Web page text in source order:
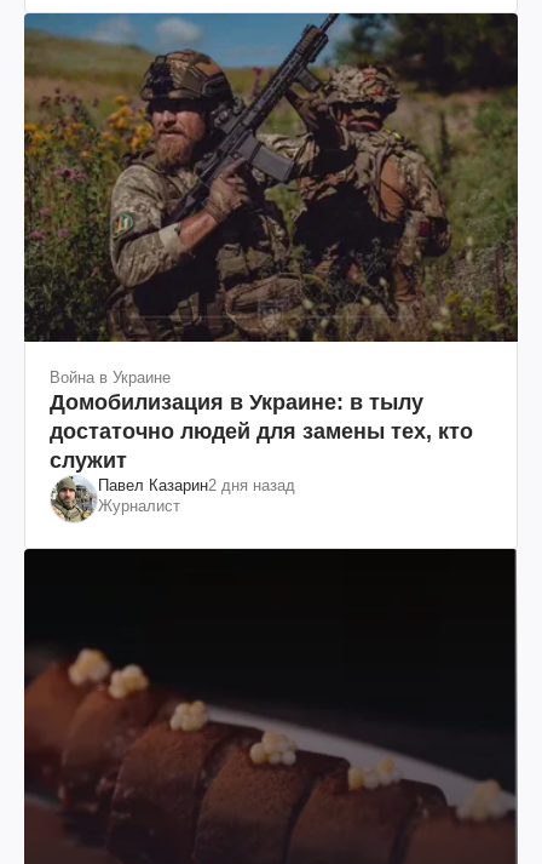
Война в Украине
Домобилизация в Украине: в тылу
достаточно людей для замены тех, кто
служит
Павел Казарин2 дня назад
Журналист